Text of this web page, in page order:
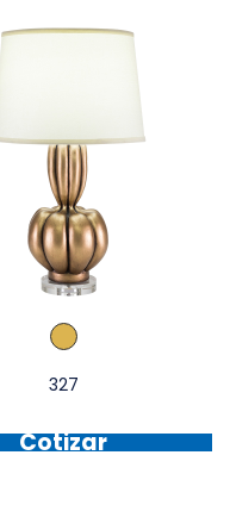
327
Cotizar